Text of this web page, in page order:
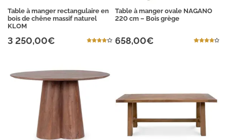
Table à manger rectangulaire en
bois de chêne massif naturel
KLOM
3 250,00€
Table à manger ovale NAGANO
220 cm – Bois grège
658,00€